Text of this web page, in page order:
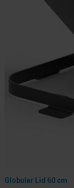
Globular Lid 60 cm